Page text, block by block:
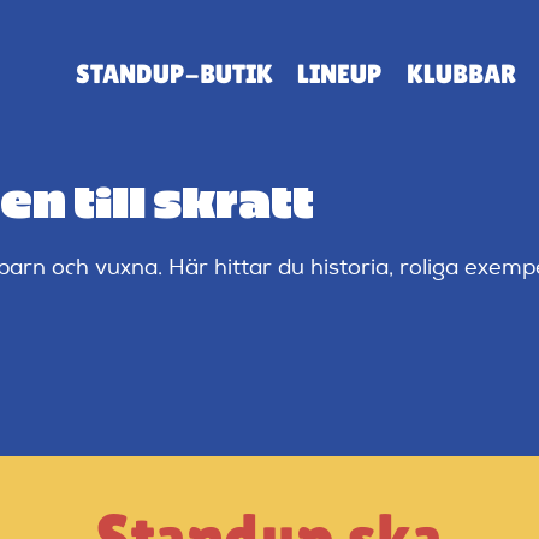
STANDUP-BUTIK LINEUP KLUBBAR
till skratt
och vuxna. Här hittar du historia, roliga